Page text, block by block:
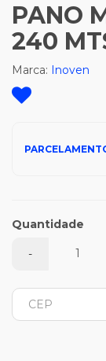
PANO
240
Marca: Inoven
Quantidade
-